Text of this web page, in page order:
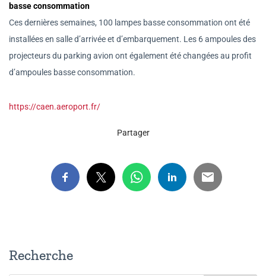
basse consommation
Ces dernières semaines, 100 lampes basse consommation ont été
installées en salle d’arrivée et d’embarquement. Les 6 ampoules des
projecteurs du parking avion ont également été changées au profit
d’ampoules basse consommation.
https://caen.aeroport.fr/
Partager
Recherche